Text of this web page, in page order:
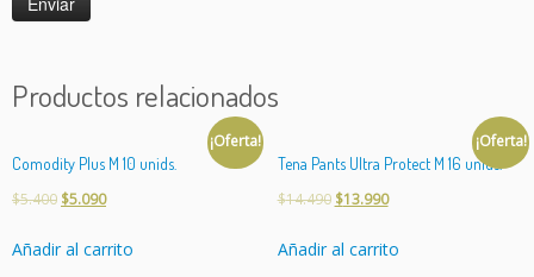
c
t
a
d
Productos relacionados
¡Oferta!
Comodity Plus M 10 unids.
$5.400 $5.090
Añadir al carrito
¡Oferta!
Tena Pants Ultra Protect M 16 unids.
$14.490 $13.990
Añadir al carrito